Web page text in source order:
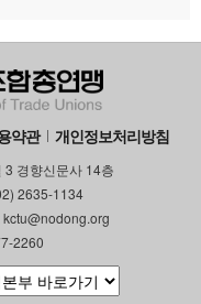
약관 개인정보처리방침
3 경향신문사 14층
2635-1134
2260